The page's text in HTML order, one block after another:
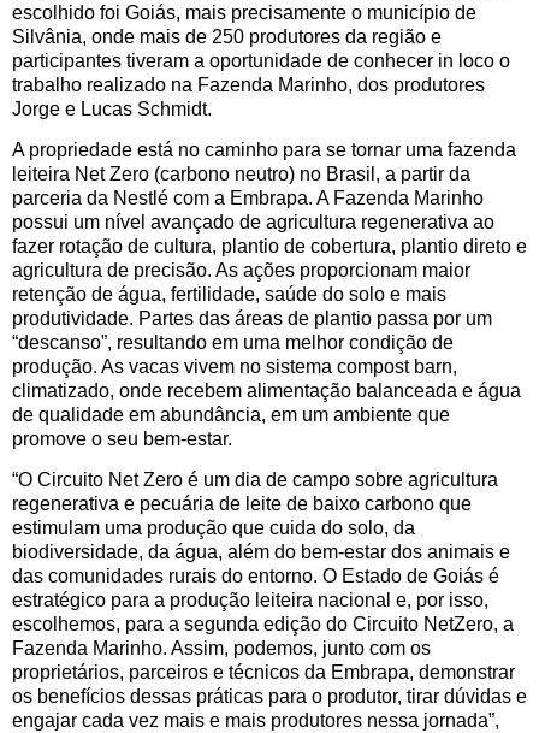
escolhido foi Goiás, mais precisamente o município de
Silvânia, onde mais de 250 produtores da região e
participantes tiveram a oportunidade de conhecer in loco o
trabalho realizado na Fazenda Marinho, dos produtores
Jorge e Lucas Schmidt.
A propriedade está no caminho para se tornar uma fazenda
leiteira Net Zero (carbono neutro) no Brasil, a partir da
parceria da Nestlé com a Embrapa. A Fazenda Marinho
possui um nível avançado de agricultura regenerativa ao
fazer rotação de cultura, plantio de cobertura, plantio direto e
agricultura de precisão. As ações proporcionam maior
retenção de água, fertilidade, saúde do solo e mais
produtividade. Partes das áreas de plantio passa por um
“descanso”, resultando em uma melhor condição de
produção. As vacas vivem no sistema compost barn,
climatizado, onde recebem alimentação balanceada e água
de qualidade em abundância, em um ambiente que
promove o seu bem-estar.
“O Circuito Net Zero é um dia de campo sobre agricultura
regenerativa e pecuária de leite de baixo carbono que
estimulam uma produção que cuida do solo, da
biodiversidade, da água, além do bem-estar dos animais e
das comunidades rurais do entorno. O Estado de Goiás é
estratégico para a produção leiteira nacional e, por isso,
escolhemos, para a segunda edição do Circuito NetZero, a
Fazenda Marinho. Assim, podemos, junto com os
proprietários, parceiros e técnicos da Embrapa, demonstrar
os benefícios dessas práticas para o produtor, tirar dúvidas e
engajar cada vez mais e mais produtores nessa jornada”,